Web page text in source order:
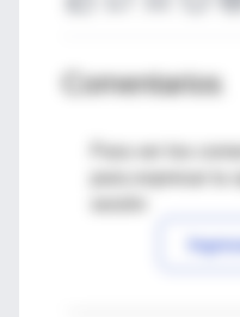
Comentarios
Para ver los